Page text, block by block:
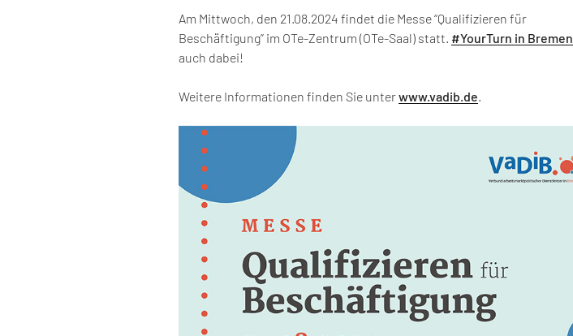
Am Mittwoch, den 21.08.2024 findet die Messe “Qualifizieren für
Beschäftigung” im OTe-Zentrum (OTe-Saal) statt. #YourTurn in Bremen
auch dabei!
Weitere Informationen finden Sie unterwww.vadib.de